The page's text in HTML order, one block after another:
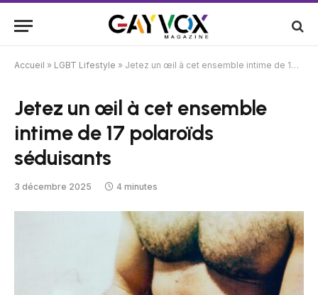
Accueil » LGBT Lifestyle » Jetez un œil à cet ensemble intime de 17 polaroïds séduisants
Jetez un œil à cet ensemble
intime de 17 polaroïds
séduisants
3 décembre 2025 4 minutes